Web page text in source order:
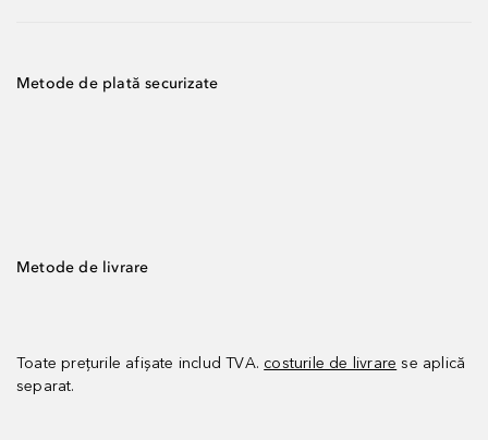
Metode de plată securizate
Metode de livrare
Toate prețurile afișate includ TVA. costurile de livrare se aplică
separat.